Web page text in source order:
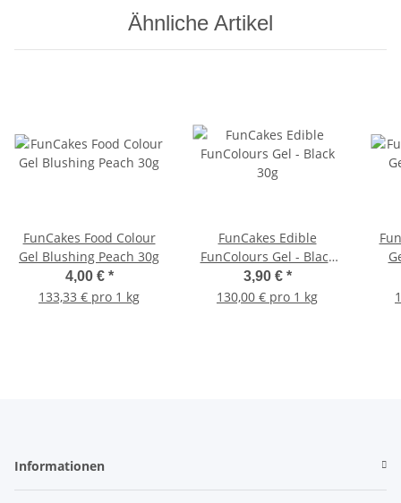
Ähnliche Artikel
FunCakes Food Colour
Gel Blushing Peach 30g
4,00 € *
133,33 € pro 1 kg
FunCakes Edible
FunColours Gel - Black
30g
3,90 € *
130,00 € pro 1 kg
Informationen